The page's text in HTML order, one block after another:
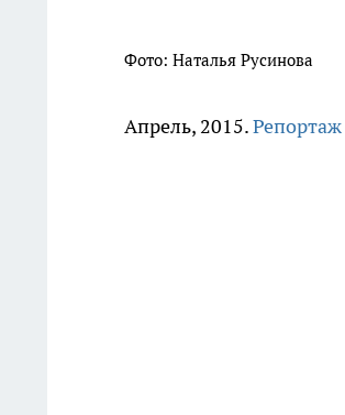
Фото: Наталья Русинова
Апрель, 2015.Репортаж